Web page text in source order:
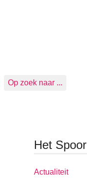
Op zoek naar ...
Het Spoor
Actualiteit